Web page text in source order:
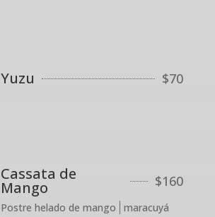
Yuzu $70
Cassata de
Mango $160
Postre helado de mango
maracuyá